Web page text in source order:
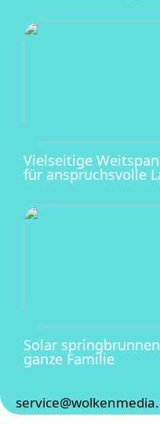
Vielseitige
für anspruchsvolle
Solar
ganze Familie